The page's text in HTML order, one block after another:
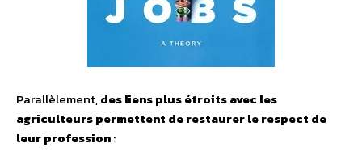
Parallèlement,des liens plus étroits avec les
agriculteurs permettent de restaurer le respect de
leur profession: